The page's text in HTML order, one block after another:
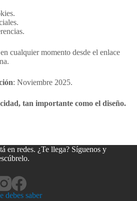
cualquier momento desde el enlace
: Noviembre 2025.
tan importante como el diseño.
en redes. ¿Te llega? Síguenos y
debes saber